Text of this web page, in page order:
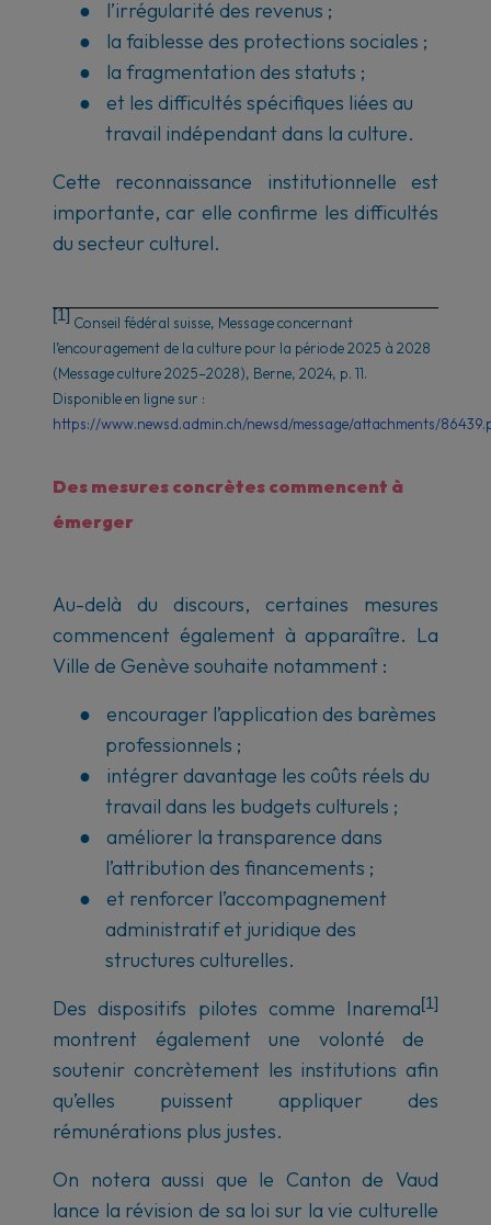
●
l’irrégularité des revenus ;
●
la faiblesse des protections sociales ;
●
la fragmentation des statuts ;
●
et les difficultés spécifiques liées au
travail indépendant dans la culture.
Cette reconnaissance institutionnelle est
importante, car elle confirme les difficultés
du secteur culturel.
[1] Conseil fédéral suisse, Message concernant
l’encouragement de la culture pour la période 2025 à 2028
(Message culture 2025–2028), Berne, 2024, p. 11.
Disponible en ligne sur :
https://www.newsd.admin.ch/newsd/message/attachments/
Des mesures concrètes commencent à
émerger
Au-delà du discours, certaines mesures
commencent également à apparaître. La
Ville de Genève souhaite notamment :
●
encourager l’application des barèmes
professionnels ;
●
intégrer davantage les coûts réels du
travail dans les budgets culturels ;
●
améliorer la transparence dans
l’attribution des financements ;
●
et renforcer l’accompagnement
administratif et juridique des
structures culturelles.
Des dispositifs pilotes comme Inarema[1]
montrent également une volonté de
soutenir concrètement les institutions afin
qu’elles puissent appliquer des
rémunérations plus justes.
On notera aussi que le Canton de Vaud
lance la révision de sa loi sur la vie culturelle